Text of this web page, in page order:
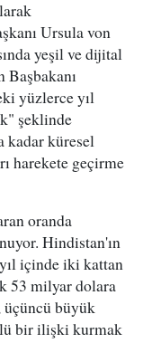
Ursula von
yeşil ve dijital
yüzlerce yıl
şeklinde
kadar küresel
harekete geçirme
oranda
Hindistan'ın
içinde iki kattan
53 milyar dolara
üçüncü büyük
bir ilişki kurmak